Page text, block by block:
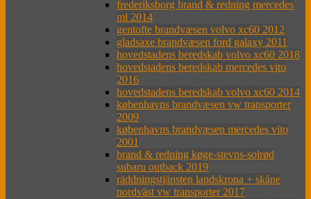
frederiksborg brand & redning mercedes
ml 2014
gentofte brandvæsen volvo xc60 2012
gladsaxe brandvæsen ford galaxy 2011
hovedstadens beredskab volvo xc60 2018
hovedstadens beredskab mercedes vito
2016
hovedstadens beredskab volvo xc60 2014
københavns brandvæsen vw transporter
2009
københavns brandvæsen mercedes vito
2001
brand & redning køge-stevns-solrød
subaru outback 2019
räddningstjänsten landskrona + skåne
nordväst vw transporter 2017